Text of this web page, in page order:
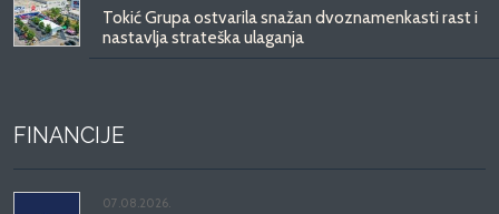
Tokić Grupa ostvarila snažan dvoznamenkasti rast i
nastavlja strateška ulaganja
FINANCIJE
07.08.2026.